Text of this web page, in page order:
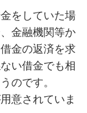
をしていた場
金融機関等か
金の返済を求
い借金でも相
のです。
意されていま